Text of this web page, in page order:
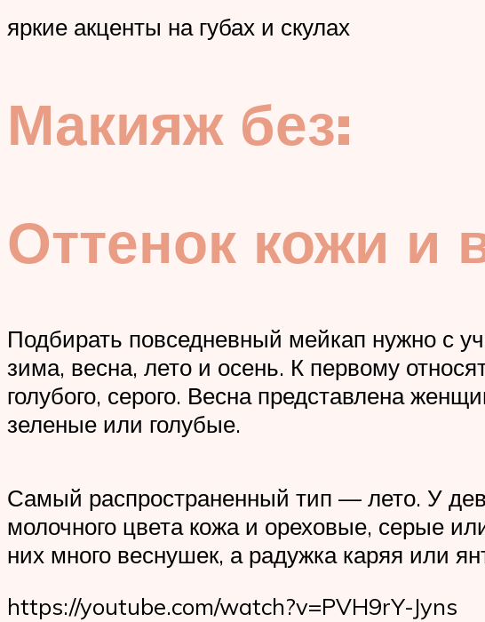
яркие акценты на губах и скулах
Макияж без:
Оттенок кожи и
Подбирать повседневный мейкап нужно с
зима, весна, лето и осень. К первому
голубого, серого. Весна представлена
зеленые или голубые.
Самый распространенный тип — лето. У
молочного цвета кожа и ореховые, серые
них много веснушек, а радужка каряя или
https://youtube.com/watch?v=PVH9rY-Jyns